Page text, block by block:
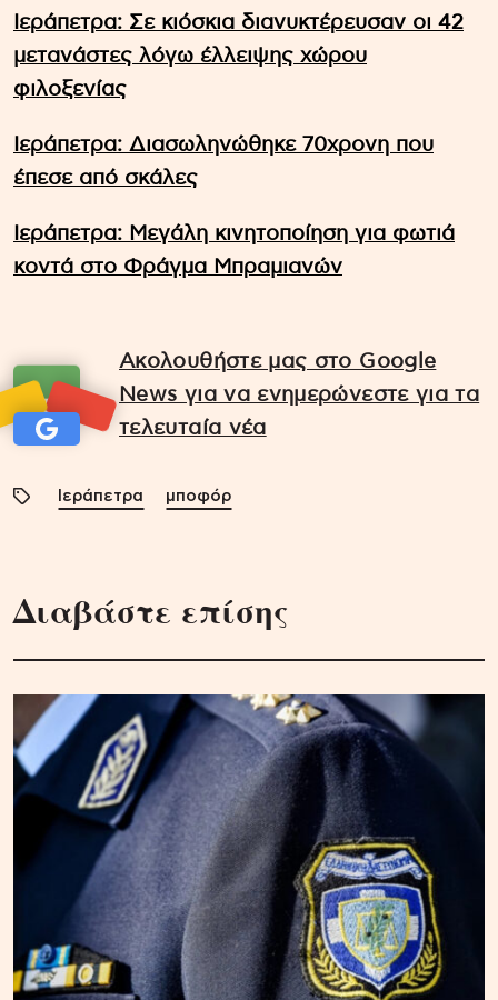
Ιεράπετρα: Σε κιόσκια διανυκτέρευσαν οι 42
μετανάστες λόγω έλλειψης χώρου
φιλοξενίας
Ιεράπετρα: Διασωληνώθηκε 70χρονη που
έπεσε από σκάλες
Ιεράπετρα: Μεγάλη κινητοποίηση για φωτιά
κοντά στο Φράγμα Μπραμιανών
Ακολουθήστε μας στο Google
News για να ενημερώνεστε για τα
τελευταία νέα
Ιεράπετρα μποφόρ
Διαβάστε επίσης